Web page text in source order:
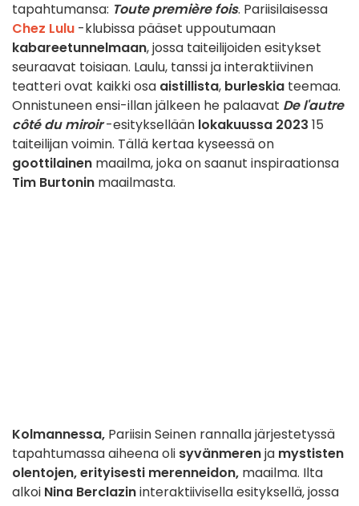
tapahtumansa: Toute première fois. Pariisilaisessa
Chez Lulu -klubissa pääset uppoutumaan
kabareetunnelmaan, jossa taiteilijoiden esitykset
seuraavat toisiaan. Laulu, tanssi ja interaktiivinen
teatteri ovat kaikki osa aistillista, burleskia teemaa.
Onnistuneen ensi-illan jälkeen he palaavat De l'autre
côté du miroir -esityksellään lokakuussa 2023 15
taiteilijan voimin. Tällä kertaa kyseessä on
goottilainen maailma, joka on saanut inspiraationsa
Tim Burtonin maailmasta.
Kolmannessa, Pariisin Seinen rannalla järjestetyssä
tapahtumassa aiheena oli syvänmerenja mystisten
olentojen, erityisesti merenneidon, maailma. Ilta
alkoi Nina Berclazininteraktiivisella esityksellä, jossa